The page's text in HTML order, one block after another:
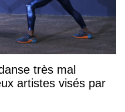
très mal
artistes visés par